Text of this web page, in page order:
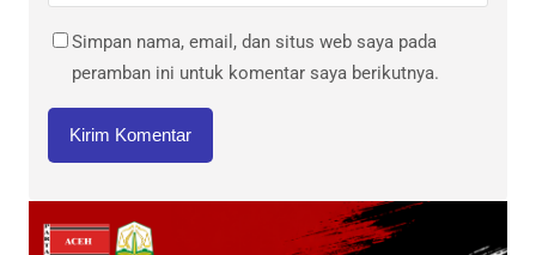
Simpan nama, email, dan situs web saya pada
peramban ini untuk komentar saya berikutnya.